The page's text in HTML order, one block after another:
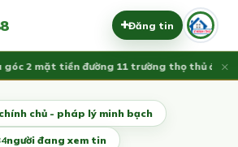
Đăng tin
2 mặt tiền đường 11 trường thọ thủ đức,×
chủ - pháp lý minh bạch
người đang xem tin